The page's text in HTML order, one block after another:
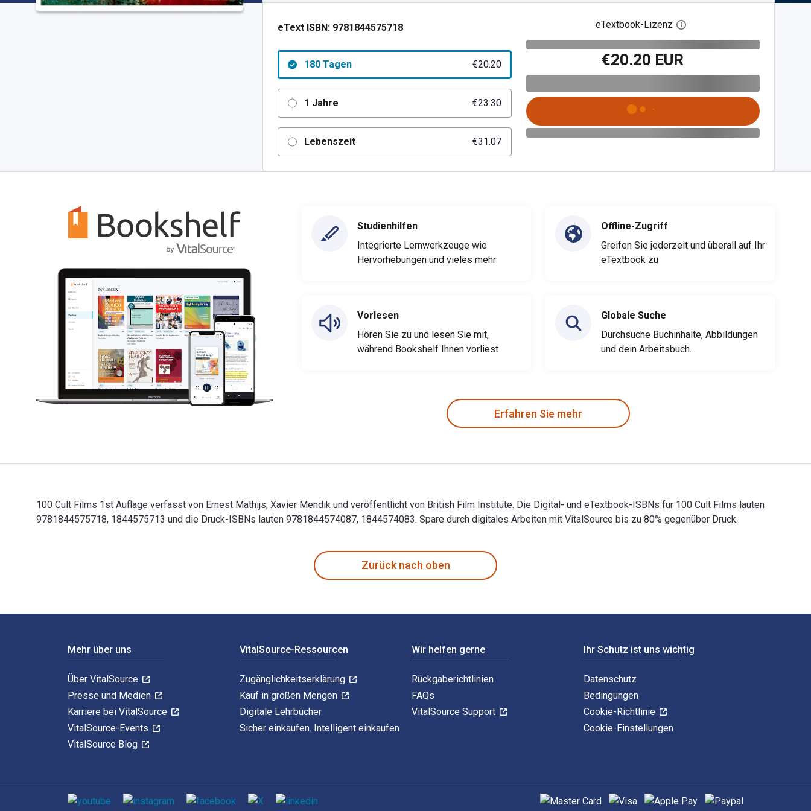
eText ISBN: 9781844575718
180 Tagen €20.20
1 Jahre €23.30
Lebenszeit €31.07
eTextbook-Lizenz Digitalen Lizenzdialog öffnen
€20.20 EUR
Studienhilfen
Integrierte Lernwerkzeuge wie
Hervorhebungen und vieles mehr
Vorlesen
Hören Sie zu und lesen Sie mit,
während Bookshelf Ihnen vorliest
Offline-Zugriff
Greifen Sie jederzeit und überall auf Ihr
eTextbook zu
Globale Suche
Durchsuche Buchinhalte, Abbildungen
und dein Arbeitsbuch.
Erfahren Sie mehr
100 Cult Films 1st Auflage verfasst von Ernest Mathijs; Xavier Mendik und veröffentlicht von British Film Institute. Die Digital- und eTextbook-ISBNs für 100 Cult Films lauten
9781844575718, 1844575713 und die Druck-ISBNs lauten 9781844574087, 1844574083. Spare durch digitales Arbeiten mit VitalSource bis zu 80% gegenüber Druck.
Zurück nach oben
Mehr über uns
Über VitalSource
Presse und Medien
Karriere bei VitalSource
VitalSource-Events
VitalSource Blog
VitalSource-Ressourcen
Zugänglichkeitserklärung
Kauf in großen Mengen
Digitale Lehrbücher
Sicher einkaufen. Intelligent einkaufen
Wir helfen gerne
Rückgaberichtlinien
FAQs
VitalSource Support
Ihr Schutz ist uns wichtig
Datenschutz
Bedingungen
Cookie-Richtlinie
Cookie-Einstellungen
Sozialen Medien Unterstützte Zahlungsmethoden